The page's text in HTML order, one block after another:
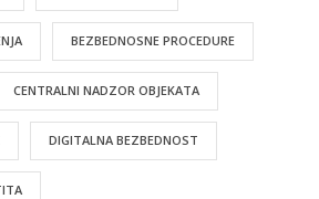
BEZBEDNOSNE PROCEDURE
CENTRALNI NADZOR OBJEKATA
DIGITALNA BEZBEDNOST